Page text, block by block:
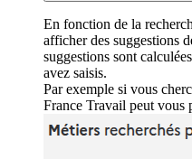
En fonction de la
afficher des suggestions
suggestions sont
avez saisis.
Par exemple si vous
France Travail peut vous